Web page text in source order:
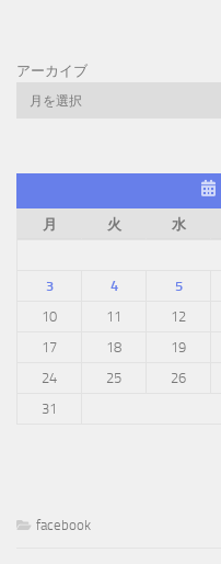
アーカイブ
月
火 水
3
4 5
10
11 12
17
18 19
24
25 26
31
facebook